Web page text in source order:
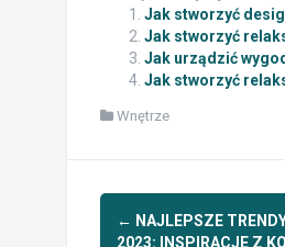
Jak stworzyć
Jak stworzyć
Jak urządzić
Jak stworzyć
Wnętrze
Post
← NAJLEPSZE
2023: INSPIRACJE Z